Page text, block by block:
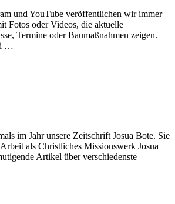
und YouTube veröffentlichen wir immer
Fotos oder Videos, die aktuelle
Termine oder Baumaßnahmen zeigen.
…
im Jahr unsere Zeitschrift Josua Bote. Sie
als Christliches Missionswerk Josua
Artikel über verschiedenste